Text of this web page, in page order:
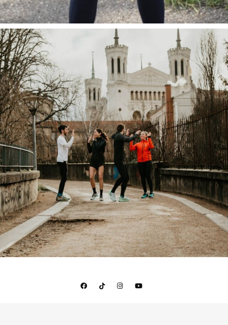
Tu souha